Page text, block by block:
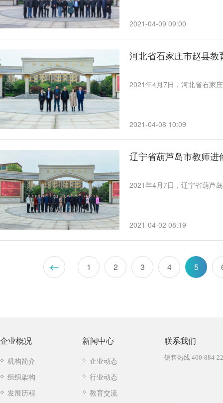
2021-04-09 09:00
河北省石家庄市赵县
2021年4月7日，河北省石家
2021-04-08 10:09
辽宁省葫芦岛市教师
2021年4月7日，辽宁省葫芦
2021-04-02 08:19
1 2 3 4 5
企业概况
机构简介
组织架构
发展历程
新闻中心
企业动态
行业动态
教育交流
联系我们
销售热线 400-884-